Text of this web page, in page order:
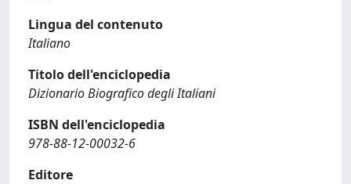
Lingua del contenuto
Italiano
Titolo dell'enciclopedia
Dizionario Biografico degli Italiani
ISBN dell'enciclopedia
978-88-12-00032-6
Editore